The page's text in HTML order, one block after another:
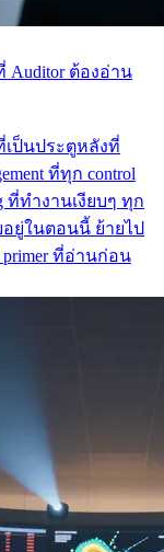
Auditor ต้องอ่าน
เป็นประตูหลังที่
ที่ทุก control
ที่ทำงานเงียบๆ ทุก
อยู่ในตอนนี้ ย้ายไป
primer ที่อ่านก่อน